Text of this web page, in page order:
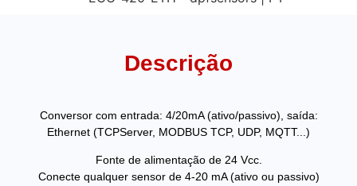
Descrição
Conversor com entrada: 4/20mA (ativo/passivo), saída:
Ethernet (TCPServer, MODBUS TCP, UDP, MQTT...)
Fonte de alimentação de 24 Vcc.
Conecte qualquer sensor de 4-20 mA (ativo ou passivo)